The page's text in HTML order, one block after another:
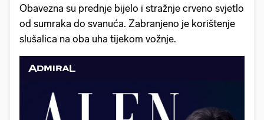
Obavezna su prednje bijelo i stražnje crveno svjetlo
od sumraka do svanuća. Zabranjeno je korištenje
slušalica na oba uha tijekom vožnje.